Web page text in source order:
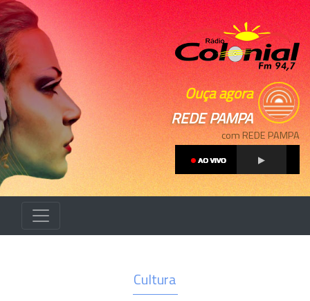
Ouça agora
REDE PAMPA
com REDE PAMPA
Cultura